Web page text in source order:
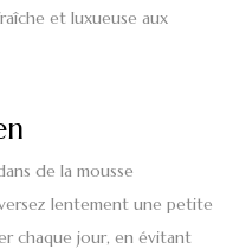
et luxueuse aux
de la mousse
lentement une petite
chaque jour, en évitant